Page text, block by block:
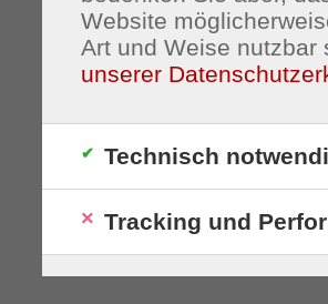
Website
Art und Weise nutzbar
unserer
Technisch
Tracking und